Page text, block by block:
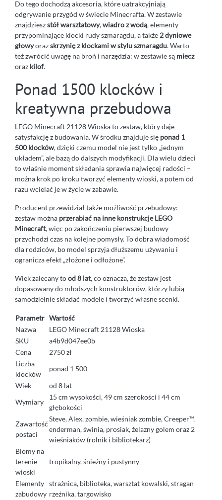
Do tego dochodzą akcesoria, które uatrakcyjniają
odgrywanie przygód w świecie Minecrafta. W zestawie
znajdzieszstół warsztatowy,wiadro z wodą, elementy
przypominające klocki rudy szmaragdu, a także 2 dyniowe
głowyorazskrzynię z klockami w stylu szmaragdu. Warto
też zwrócić uwagę na broń i narzędzia: w zestawie są miecz
oraz kilof.
Ponad 1500 klocków i
kreatywna przebudowa
LEGO Minecraft 21128 Wioska to zestaw, który daje
satysfakcję z budowania. W środku znajduje się ponad 1
500 klocków, dzięki czemu model nie jest tylko „jednym
układem”, ale bazą do dalszych modyfikacji. Dla wielu dzieci
to właśnie moment składania sprawia najwięcej radości –
można krok po kroku tworzyć elementy wioski, a potem od
razu wcielać je w życie w zabawie.
Producent przewidział także możliwość przebudowy:
zestaw można przerabiać na inne konstrukcje LEGO
Minecraft, więc po zakończeniu pierwszej budowy
przychodzi czas na kolejne pomysły. To dobra wiadomość
dla rodziców, bo model sprzyja dłuższemu używaniu i
ogranicza efekt „złożone i odłożone”.
Wiek zalecany tood 8 lat, co oznacza, że zestaw jest
dopasowany do młodszych konstruktorów, którzy lubią
samodzielnie składać modele i tworzyć własne scenki.
Parametr Wartość
Nazwa
LEGO Minecraft 21128 Wioska
SKU
a4b9d047ee0b
Cena
2750 zł
Liczba
klocków
ponad 1 500
Wiek
od 8 lat
Wymiary
15 cm wysokości, 49 cm szerokości i 44 cm
głębokości
Zawartość
postaci
Steve, Alex, zombie, wieśniak zombie, Creeper™,
enderman, świnia, prosiak, żelazny golem oraz 2
wieśniaków (rolnik i bibliotekarz)
Biomy na
terenie
wioski
tropikalny, śnieżny i pustynny
Elementy
zabudowy
strażnica, biblioteka, warsztat kowalski, stragan
rzeźnika, targowisko